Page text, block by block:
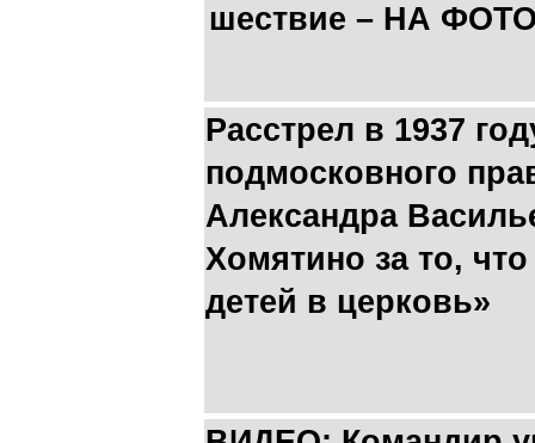
шествие – НА ФОТО
Расстрел в 1937
подмосковного
Александра
Хомятино за то,
детей в церковь»